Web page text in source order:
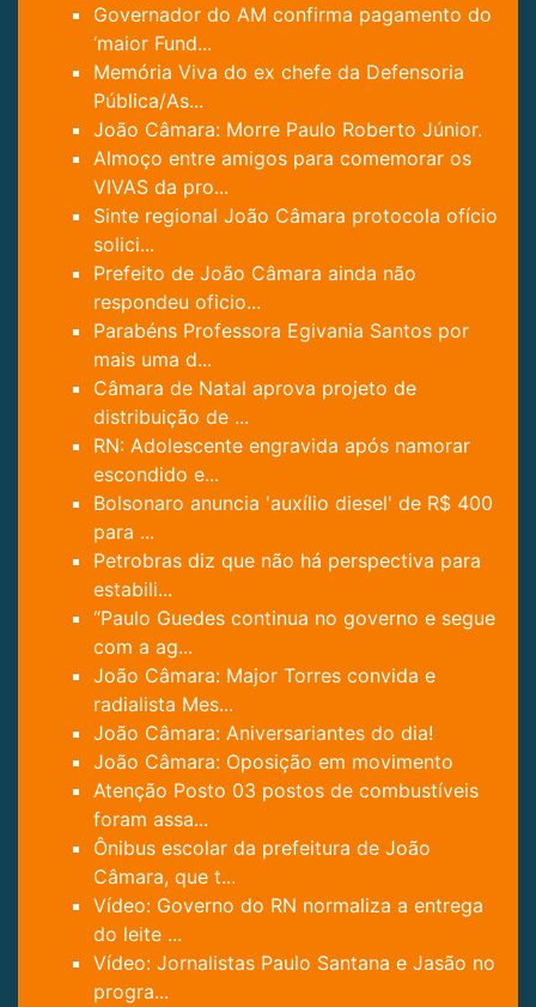
Governador do AM confirma pagamento do
‘maior Fund...
Memória Viva do ex chefe da Defensoria
Pública/As...
João Câmara: Morre Paulo Roberto Júnior.
Almoço entre amigos para comemorar os
VIVAS da pro...
Sinte regional João Câmara protocola ofício
solici...
Prefeito de João Câmara ainda não
respondeu oficio...
Parabéns Professora Egivania Santos por
mais uma d...
Câmara de Natal aprova projeto de
distribuição de ...
RN: Adolescente engravida após namorar
escondido e...
Bolsonaro anuncia 'auxílio diesel' de R$ 400
para ...
Petrobras diz que não há perspectiva para
estabili...
“Paulo Guedes continua no governo e segue
com a ag...
João Câmara: Major Torres convida e
radialista Mes...
João Câmara: Aniversariantes do dia!
João Câmara: Oposição em movimento
Atenção Posto 03 postos de combustíveis
foram assa...
Ônibus escolar da prefeitura de João
Câmara, que t...
Vídeo: Governo do RN normaliza a entrega
do leite ...
Vídeo: Jornalistas Paulo Santana e Jasão no
progra...